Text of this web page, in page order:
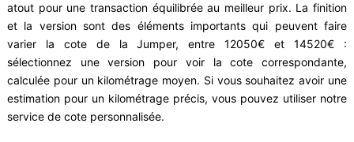
atout pour une transaction équilibrée au meilleur prix. La finition
et la version sont des éléments importants qui peuvent faire
varier la cote de la Jumper, entre 12050€ et 14520€ :
sélectionnez une version pour voir la cote correspondante,
calculée pour un kilométrage moyen. Si vous souhaitez avoir une
estimation pour un kilométrage précis, vous pouvez utiliser notre
service de cote personnalisée.